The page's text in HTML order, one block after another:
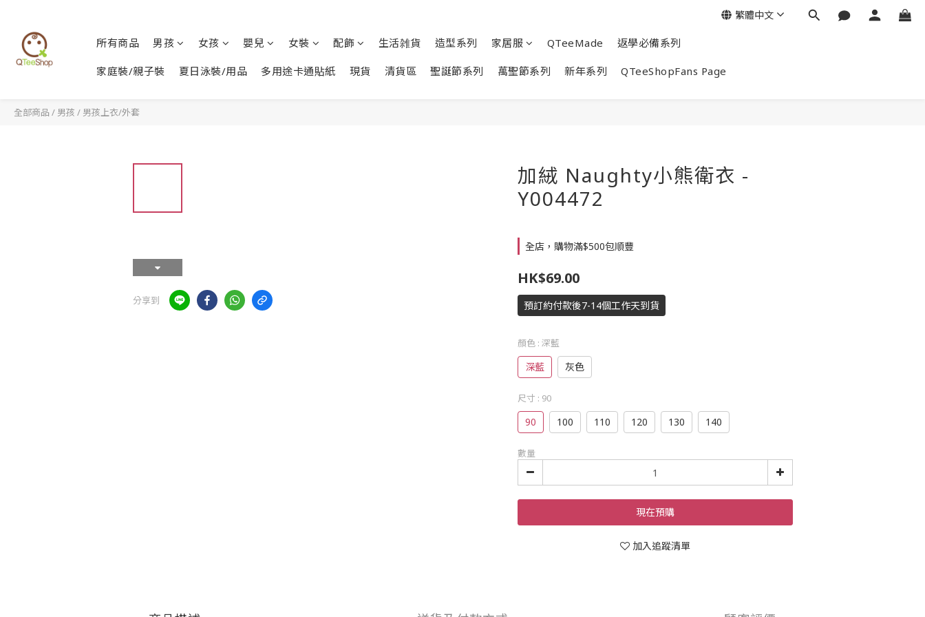
所有商品 男孩 女孩 嬰兒 女裝 配飾 生活雑貨 造型系列 家居服 QTeeMade 返學必備系列
家庭裝/親子裝 夏日泳裝/用品 多用途卡通貼紙 現貨 清貨區 聖誕節系列 萬聖節系列 新年系列 QTeeShopFans Page
繁體中文
全部商品 / 男孩 / 男孩上衣/外套
分享到
加絨 Naughty小熊衛衣 -
Y004472
全店，購物滿$500包順豐
HK$69.00
預訂約付款後7-14個工作天到貨
顏色 : 深藍
深藍 灰色
尺寸 : 90
90 100 110 120 130 140
數量
現在預購
加入追蹤清單